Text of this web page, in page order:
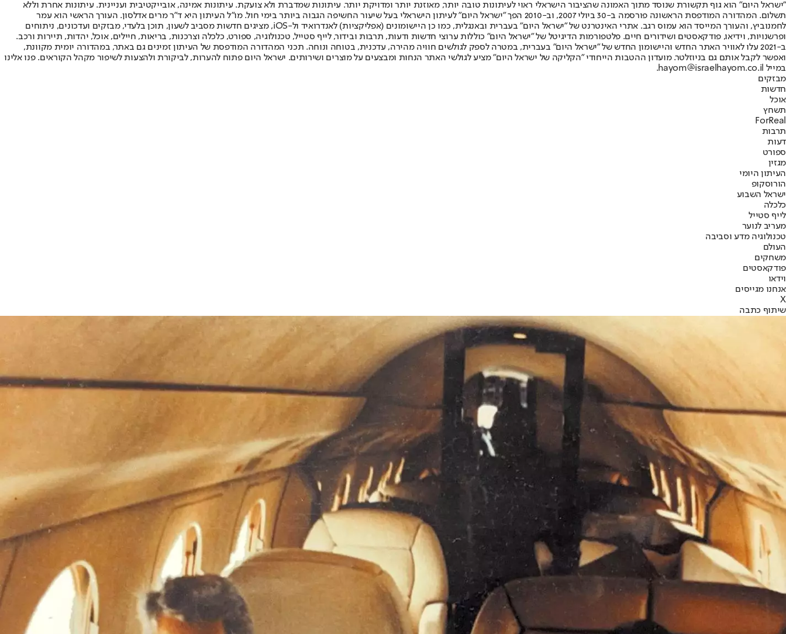
"ישראל היום" הוא גוף תקשורת שנוסד מתוך האמונה שהציבור הישראלי ראוי לעיתונות טובה יותר, מאוזנת יותר ומדויקת יותר. עיתונות שמדברת ולא צועקת. עיתונות אמינה, אובייקטיבית ועניינית. עיתונות אחרת וללא
תשלום. המהדורה המודפסת הראשונה פורסמה ב-30 ביולי 2007, וב-2010 הפך "ישראל היום" לעיתון הישראלי בעל שיעור החשיפה הגבוה ביותר בימי חול. מו"ל העיתון היא ד"ר מרים אדלסון. העורך הראשי הוא עמר
לחמנוביץ, והעורך המייסד הוא עמוס רגב. אתרי האינטרנט של "ישראל היום" בעברית ובאנגלית, כמו כן היישומונים (אפליקציות) לאנדרואיד ול-iOS, מציגים חדשות מסביב לשעון, תוכן בלעדי, מבזקים ועדכונים, ניתוחים
ופרשנויות, וידיאו, פודקאסטים ושידורים חיים. פלטפורמות הדיגיטל של "ישראל היום" כוללות ערוצי חדשות ודעות, תרבות ובידור, לייף סטייל, טכנולוגיה, ספורט, כלכלה וצרכנות, בריאות, חיילים, אוכל, יהדות, תיירות ורכב.
ב-2021 עלו לאוויר האתר החדש והיישומון החדש של "ישראל היום" בעברית, במטרה לספק לגולשים חוויה מהירה, עדכנית, בטוחה ונוחה. תכני המהדורה המודפסת של העיתון זמינים גם באתר, במהדורה יומית מקוונת,
ואפשר לקבל אותם גם בניוזלטר. מועדון ההטבות הייחודי "הקליקה של ישראל היום" מציע לגולשי האתר הנחות ומבצעים על מוצרים ושירותים. ישראל היום פתוח להערות, לביקורת ולהצעות לשיפור מקהל הקוראים. פנו אלינו
במייל hayom@israelhayom.co.il.
מבזקים
חדשות
אוכל
תשחץ
ForReal
תרבות
דעות
ספורט
מגזין
העיתון היומי
הורוסקופ
ישראל השבוע
כלכלה
לייף סטייל
מעריב לנוער
טכנולוגיה מדע וסביבה
העולם
משחקים
פודקאסטים
וידאו
אנחנו מגייסים
X
שיתוף כתבה